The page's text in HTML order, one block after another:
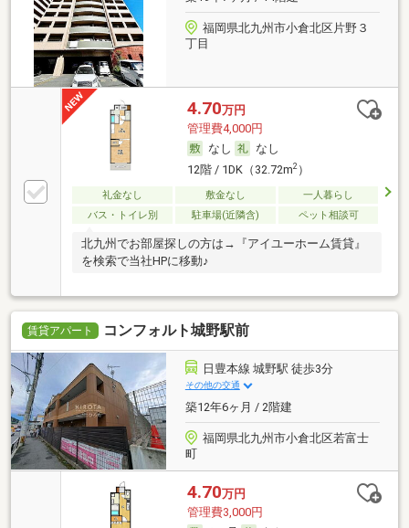
福岡県北九州市小倉北区片野３
丁目
4.70万円
管理費4,000円
なし
なし
12階 / 1DK（32.72m2）
礼金なし 敷金なし
一人暮らし
バス・トイレ別
駐車場(近隣含) ペット相談可
北九州でお部屋探しの方は→『アイユーホーム賃貸』
を検索で当社HPに移動♪
賃貸アパート コンフォルト城野駅前
日豊本線 城野駅 徒歩3分
その他の交通
築12年6ヶ月 / 2階建
福岡県北九州市小倉北区若富士
町
4.70万円
管理費3,000円